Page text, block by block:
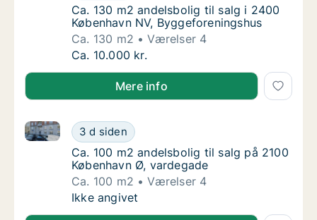
Ca. 130 m2 andelsbolig til salg i 2400
Ca. 130 m2 andelsbolig til salg i 2400
København NV, Byggeforeningshus
Ca. 130 m2
Værelser 4
Ca. 130 m2 andelsbolig til salg i 2400
Ca. 10.000 kr.
Mere info
Ca. 100 m2 andelsbolig til salg på 2100
3 d siden
Ca. 100 m2 andelsbolig til salg på 2100 København
Ca. 100 m2 andelsbolig til salg på 2100
Ca. 100 m2 andelsbolig til salg på 2100
København Ø, vardegade
Ca. 100 m2
Værelser 4
Ca. 100 m2 andelsbolig til salg på 2100
Ikke angivet